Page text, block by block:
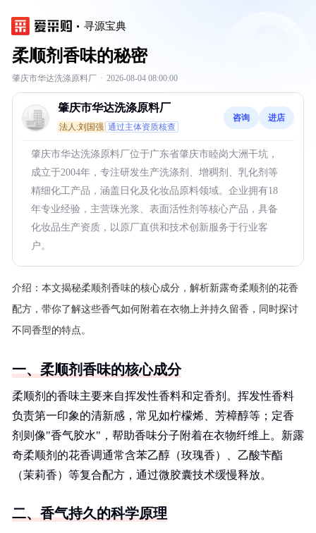
寻源宝典
柔顺剂香味的秘密
肇庆市华达洗涤原料厂 · 2026-08-04 08:00:00
肇庆市华达洗涤原料厂
法人:刘国强 通过主体资质核查
咨询 进店
肇庆市华达洗涤原料厂位于广东省肇庆市睦岗大洲干坑，
成立于2004年，专注研发生产洗涤剂、增稠剂、乳化剂等
精细化工产品，涵盖日化及化妆品原料领域。企业拥有18
年专业经验，主营珠光浆、表面活性剂等核心产品，具备
化妆品生产资质，以原厂直供和技术创新服务于行业客
户。
介绍： 本文揭秘柔顺剂香味的核心成分，解析新露奇柔顺剂的花香
配方，带你了解这些香气如何附着在衣物上并持久留香，同时探讨
不同香型的特点。
一、柔顺剂香味的核心成分
柔顺剂的香味主要来自挥发性香料和定香剂。挥发性香料
负责第一印象的清新感，常见如柠檬烯、芳樟醇等；定香
剂则像"香气胶水"，帮助香味分子附着在衣物纤维上。新露
奇柔顺剂的花香调通常含苯乙醇（玫瑰香）、乙酸苄酯
（茉莉香）等复合配方，通过微胶囊技术缓慢释放。
二、香气持久的科学原理